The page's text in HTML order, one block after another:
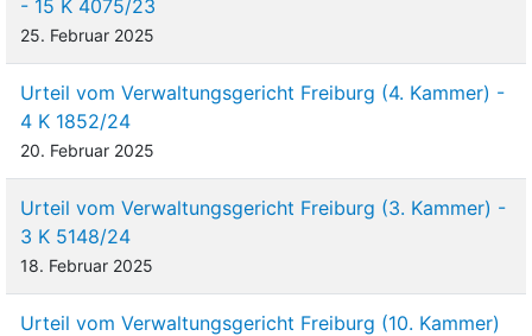
- 15 K 4075/23
25. Februar 2025
Urteil vom Verwaltungsgericht Freiburg (4. Kammer) -
4 K 1852/24
20. Februar 2025
Urteil vom Verwaltungsgericht Freiburg (3. Kammer) -
3 K 5148/24
18. Februar 2025
Urteil vom Verwaltungsgericht Freiburg (10. Kammer)